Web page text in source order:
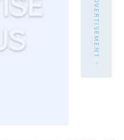
- ADVERTISEMENT -